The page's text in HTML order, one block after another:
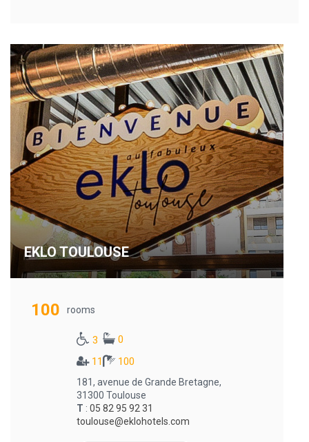
EKLO TOULOUSE
100 rooms
3
0
11
100
181, avenue de Grande Bretagne,
31300 Toulouse
T : 05 82 95 92 31
toulouse@eklohotels.com